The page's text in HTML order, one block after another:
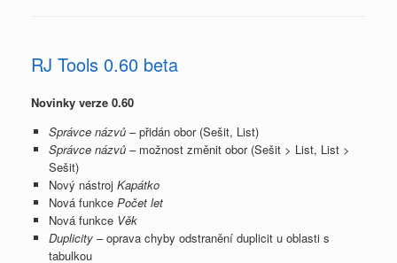
RJ Tools 0.60 beta
Novinky verze 0.60
Správce názvů– přidán obor (Sešit, List)
Správce názvů– možnost změnit obor (Sešit > List, List >
Sešit)
Nový nástroj Kapátko
Nová funkce Počet let
Nová funkce Věk
Duplicity– oprava chyby odstranění duplicit u oblasti s
tabulkou